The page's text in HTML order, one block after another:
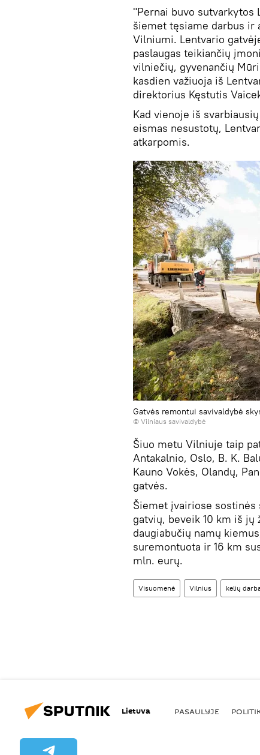
"Pernai buvo sutvarkytos
šiemet tęsiame darbus ir
Vilniumi. Lentvario
paslaugas teikiančių
vilniečių, gyvenančių
kasdien važiuoja iš
direktorius Kęstutis
Kad vienoje iš
eismas nesustotų,
atkarpomis.
Gatvės remontui savivaldybė
© Vilniaus savivaldybė
Šiuo metu Vilniuje taip
Antakalnio, Oslo, B. K.
Kauno Vokės, Olandų,
gatvės.
Šiemet įvairiose
gatvių, beveik 10 km iš
daugiabučių namų
suremontuota ir 16 km
mln. eurų.
Visuomenė Vilnius kelių
Lietuva PASAULYJE